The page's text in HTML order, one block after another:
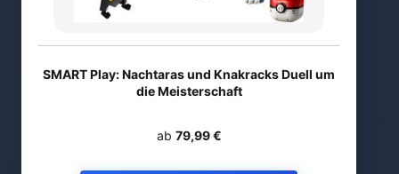
SMART Play: Nachtaras und Knakracks Duell um
die Meisterschaft
ab 79,99 €